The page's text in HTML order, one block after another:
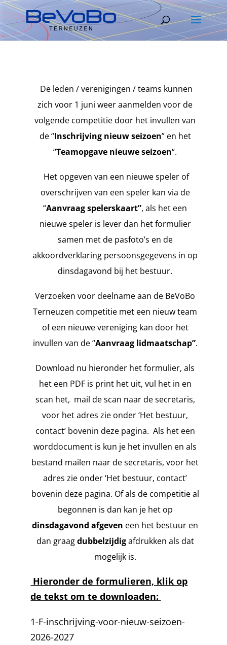
De leden / verenigingen / teams kunnen
zich voor 1 juni weer aanmelden voor de
volgende competitie door het invullen van
de “Inschrijving nieuw seizoen” en het
“Teamopgave nieuwe seizoen“.
Het opgeven van een nieuwe speler of
overschrijven van een speler kan via de
“Aanvraag spelerskaart”, als het een
nieuwe speler is lever dan het formulier
samen met de pasfoto’s en de
akkoordverklaring persoonsgegevens in op
dinsdagavond bij het bestuur.
Verzoeken voor deelname aan de BeVoBo
Terneuzen competitie met een nieuw team
of een nieuwe vereniging kan door het
invullen van de “Aanvraag lidmaatschap”.
Download nu hieronder het formulier, als
het een PDF is print het uit, vul het in en
scan het, mail de scan naar de secretaris,
voor het adres zie onder ‘Het bestuur,
contact’ bovenin deze pagina. Als het een
worddocument is kun je het invullen en als
bestand mailen naar de secretaris, voor het
adres zie onder ‘Het bestuur, contact’
bovenin deze pagina. Of als de competitie al
begonnen is dan kan je het op
dinsdagavond afgeven een het bestuur en
dan graagdubbelzijdigafdrukken als dat
mogelijk is.
Hieronder de formulieren, klik op
de tekst om te downloaden:
1-F-inschrijving-voor-nieuw-seizoen-
2026-2027